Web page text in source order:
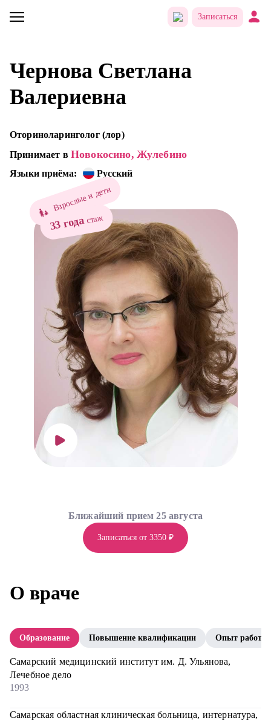
Записаться
Чернова Светлана
Валериевна
Оториноларинголог (лор)
Принимает в Новокосино, Жулебино
Языки приёма: Русский
Взрослые и дети
33 годастаж
Записаться от 3350 ₽
Ближайший прием 25 августа
О враче
Образование Повышение квалификации Опыт работы
Самарский медицинский институт им. Д. Ульянова,
Лечебное дело
1993
Самарская областная клиническая больница, интернатура,